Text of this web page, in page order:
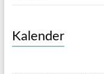
Kalender